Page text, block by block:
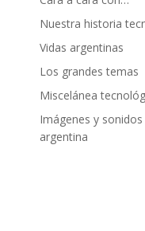
Nuestra historia
Vidas argentinas
Los grandes temas
Miscelánea
Imágenes y
argentina